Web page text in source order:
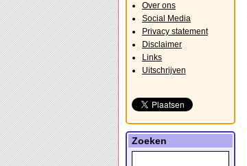
Over ons
Social Media
Privacy statement
Disclaimer
Links
Uitschrijven
Zoeken